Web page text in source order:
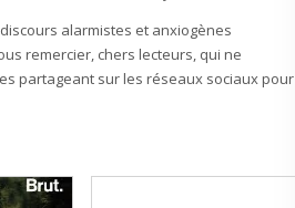
alarmistes et anxiogènes
remercier, chers lecteurs, qui ne
partageant sur les réseaux sociaux pour